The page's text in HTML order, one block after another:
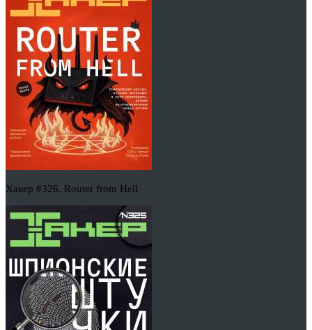
Хакер #326. Router from Hell